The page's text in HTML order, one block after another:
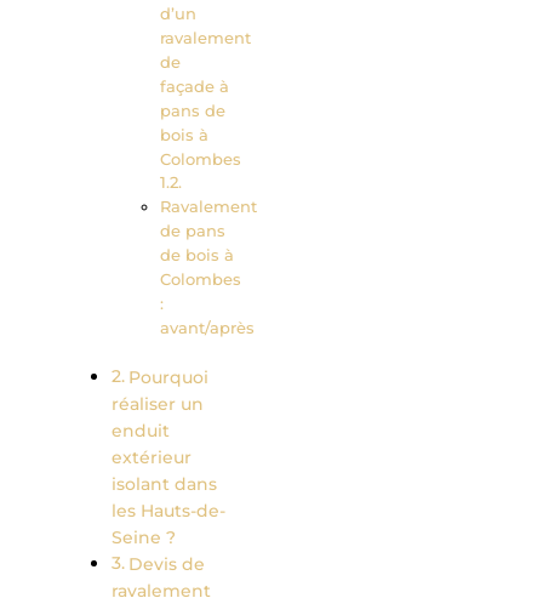
d’un
ravalement
de
façade à
pans de
bois à
Colombes
Ravalement
de pans
de bois à
Colombes
:
avant/après
Pourquoi
réaliser un
enduit
extérieur
isolant dans
les Hauts-de-
Seine ?
Devis de
ravalement